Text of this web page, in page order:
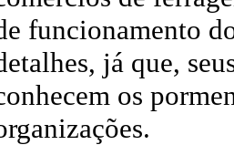
funcionamento
já que,
os